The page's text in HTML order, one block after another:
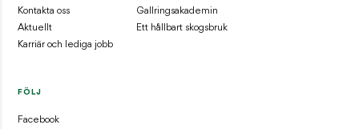
Kontakta oss
Aktuellt
Karriär och lediga jobb
Gallringsakademin
Ett hållbart skogsbruk
FÖLJ
Facebook